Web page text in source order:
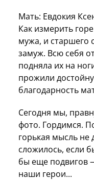
Мать: Евдокия
Как измерить
мужа, и старшего
замуж. Всю себя
подняла их на
прожили
благодарность
Сегодня мы,
фото. Гордимся.
горькая мысль не
сложилось, если
бы еще
наши герои...